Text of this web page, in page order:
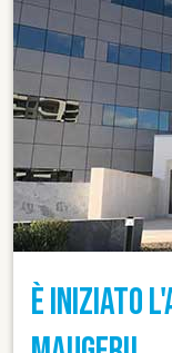
È INIZIATO